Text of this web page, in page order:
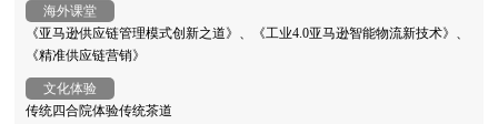
海外课堂
《亚马逊供应链管理模式创新之道》、《工业4.0亚马逊智能物流新技术》、
《精准供应链营销》
文化体验
传统四合院体验传统茶道